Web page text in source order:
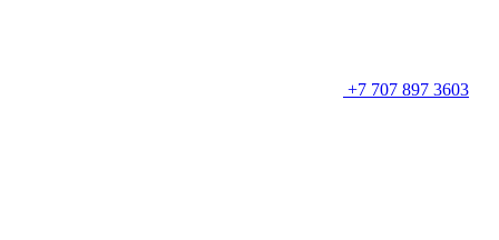
+7 707 897 3603